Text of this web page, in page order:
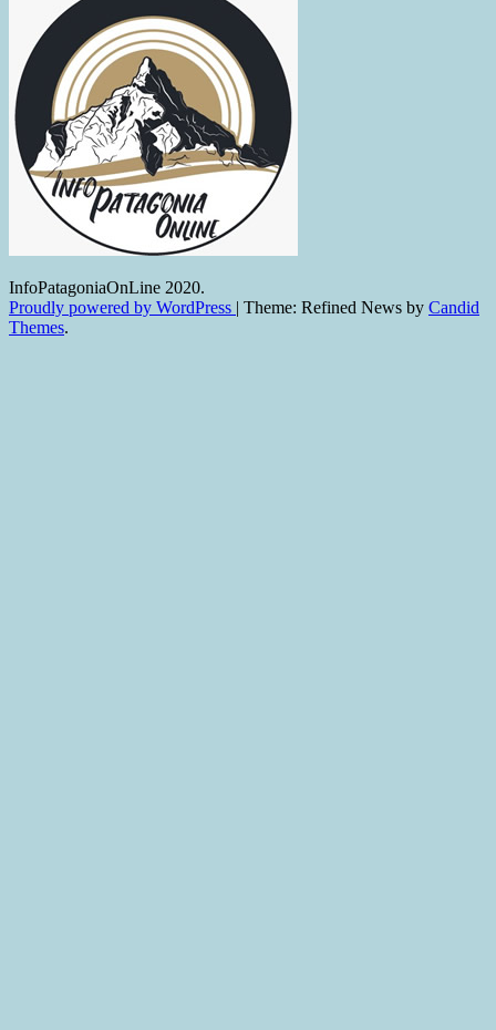
la
situación
textil
InfoPatagoniaOnLine 2020.
Proudly powered by WordPress | Theme: Refined News by Candid
Themes.